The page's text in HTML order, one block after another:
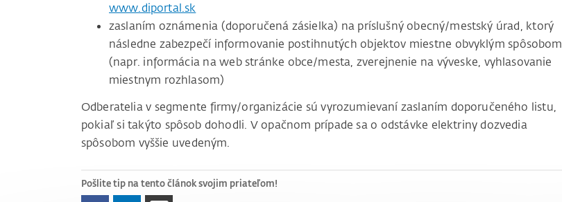
www.diportal.sk
zaslaním oznámenia (doporučená zásielka) na príslušný obecný/mestský úrad, ktorý
následne zabezpečí informovanie postihnutých objektov miestne obvyklým spôsobom
(napr. informácia na web stránke obce/mesta, zverejnenie na výveske, vyhlasovanie
miestnym rozhlasom)
Odberatelia v segmente firmy/organizácie sú vyrozumievaní zaslaním doporučeného listu,
pokiaľ si takýto spôsob dohodli. V opačnom prípade sa o odstávke elektriny dozvedia
spôsobom vyššie uvedeným.
Pošlite tip na tento článok svojim priateľom!